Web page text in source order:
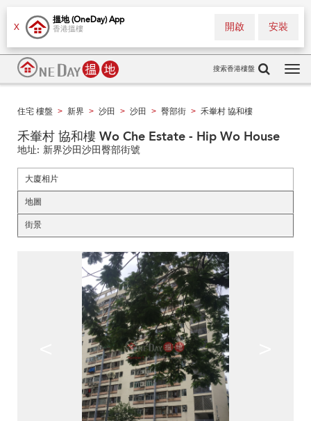
X
搵地 (OneDay) App
香港搵樓 安裝
開啟
搜索香港樓盤
住宅 樓盤 > 新界 > 沙田 > 沙田 > 臀部街 > 禾輋村 協和樓
禾輋村 協和樓 Wo Che Estate - Hip Wo House
地址: 新界沙田沙田臀部街號
大廈相片
地圖
街景